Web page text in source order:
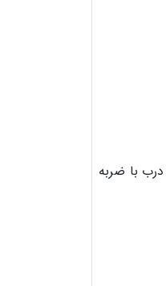
با ضربه